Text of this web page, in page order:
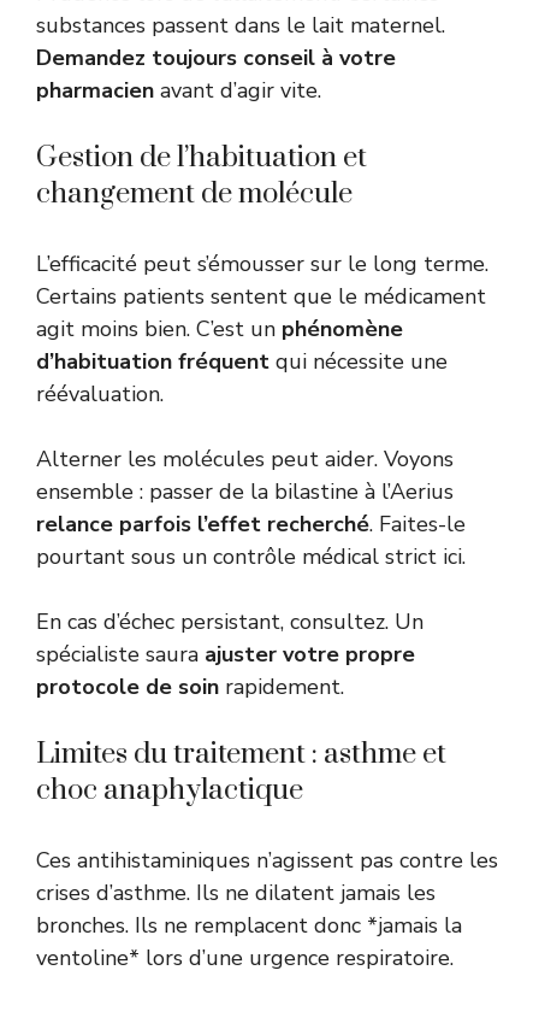
substances passent dans le lait maternel.
Demandez toujours conseil à votre
pharmacien avant d’agir vite.
Gestion de l’habituation et
changement de molécule
L’efficacité peut s’émousser sur le long terme.
Certains patients sentent que le médicament
agit moins bien. C’est un phénomène
d’habituation fréquent qui nécessite une
réévaluation.
Alterner les molécules peut aider. Voyons
ensemble : passer de la bilastine à l’Aerius
relance parfois l’effet recherché. Faites-le
pourtant sous un contrôle médical strict ici.
En cas d’échec persistant, consultez. Un
spécialiste saura ajuster votre propre
protocole de soin rapidement.
Limites du traitement : asthme et
choc anaphylactique
Ces antihistaminiques n’agissent pas contre les
crises d’asthme. Ils ne dilatent jamais les
bronches. Ils ne remplacent donc *jamais la
ventoline* lors d’une urgence respiratoire.